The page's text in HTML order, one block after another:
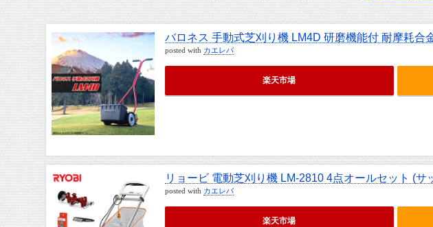
バロネス 手動式芝刈り機 LM4D 研磨機能付 耐摩耗合
posted with カエレバ
楽天市場
リョービ 電動芝刈り機 LM-2810 4点オールセット (
posted with カエレバ
楽天市場